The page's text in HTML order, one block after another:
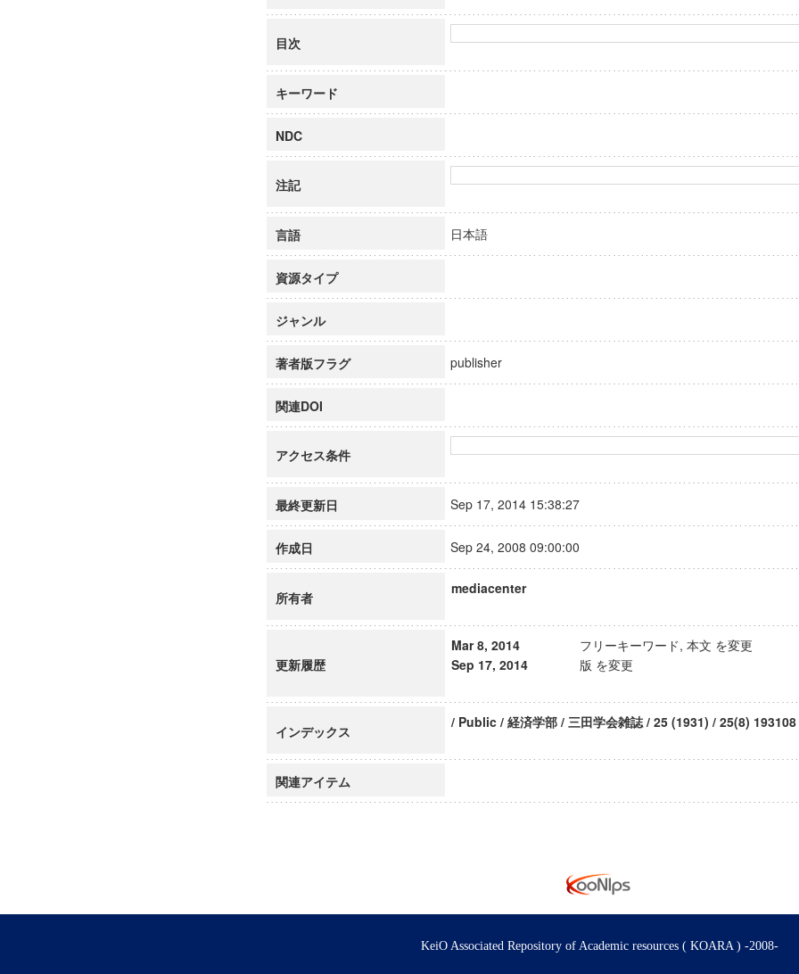
目次
キーワード
NDC
注記
言語 日本語
資源タイプ
ジャンル
著者版フラグ publisher
関連DOI
アクセス条件
最終更新日 Sep 17, 2014 15:38:27
作成日 Sep 24, 2008 09:00:00
所有者
mediacenter
更新履歴
Mar 8, 2014
フリーキーワード, 本文 を変更
Sep 17, 2014
版 を変更
インデックス
/ Public / 経済学部 / 三田学会雑誌 / 25 (1931) / 25(8) 193108
関連アイテム
KeiO Associated Repository of Academic resources ( KOARA ) -2008-